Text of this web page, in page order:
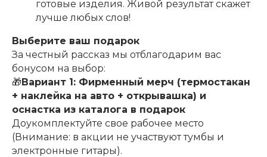
готовые изделия. Живой результат скажет
лучше любых слов!
Выберите ваш подарок
За честный рассказ мы отблагодарим вас
бонусом на выбор:
🎁Вариант 1: Фирменный мерч (термостакан
+ наклейка на авто + открывашка) и
оснастка из каталога в подарок
Доукомплектуйте свое рабочее место
(Внимание: в акции не участвуют тумбы и
электронные гитары).